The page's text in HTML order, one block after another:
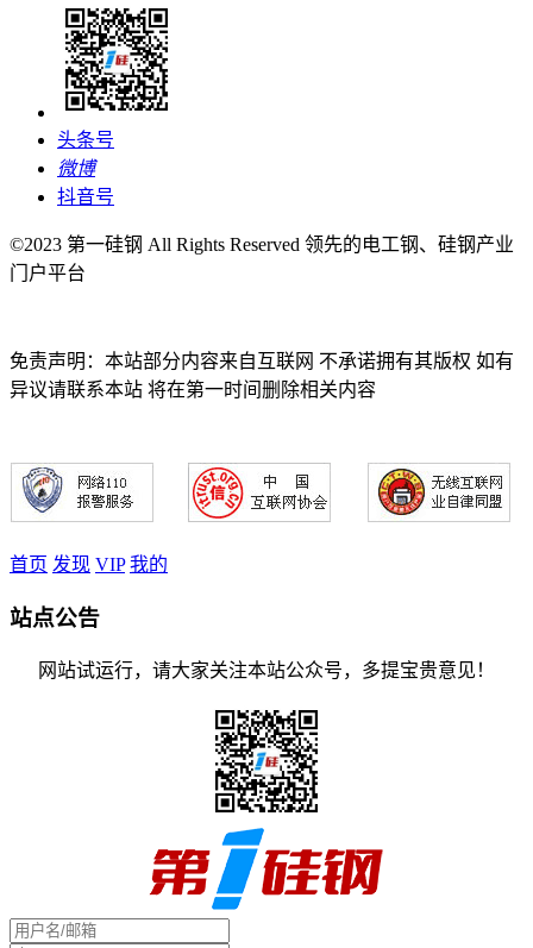
头条号
微博
抖音号
©2023 第一硅钢 All Rights Reserved 领先的电工钢、硅钢产业
门户平台
免责声明：本站部分内容来自互联网 不承诺拥有其版权 如有
异议请联系本站 将在第一时间删除相关内容
首页 发现 VIP 我的
站点公告
网站试运行，请大家关注本站公众号，多提宝贵意见！